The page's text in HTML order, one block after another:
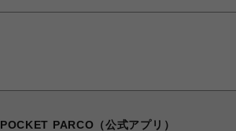
POCKET PARCO（公式アプリ）